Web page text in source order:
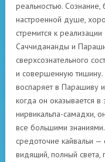
реальностью. Сознание,
настроенной душе,
стремится к
Саччидананды и
сверхсознательного
и совершенную тишину.
воспаряет в Парашиву
когда он оказывается
нирвикальпа-самадхи,
все большими
средоточие кайвальи
видящий, полный света,